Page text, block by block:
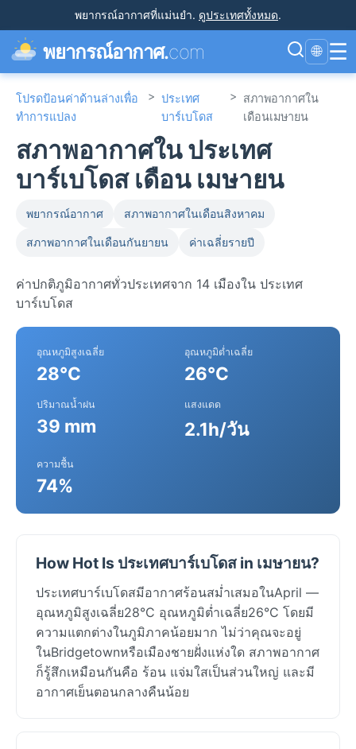
พยากรณ์อากาศที่แม่นยำ. ดูประเทศทั้งหมด.
พยากรณ์อากาศ.com 🌐 ☰
โปรดป้อนค่าด้านล่างเพื่อ
ทำการแปลง
> ประเทศ
บาร์เบโดส
> สภาพอากาศใน
เดือนเมษายน
สภาพอากาศใน ประเทศ
บาร์เบโดส เดือน เมษายน
พยากรณ์อากาศ สภาพอากาศในเดือนสิงหาคม
สภาพอากาศในเดือนกันยายน ค่าเฉลี่ยรายปี
ค่าปกติภูมิอากาศทั่วประเทศจาก 14 เมืองใน ประเทศ
บาร์เบโดส
อุณหภูมิสูงเฉลี่ย
28°C
อุณหภูมิต่ำเฉลี่ย
26°C
ปริมาณน้ำฝน
39 mm
แสงแดด
2.1h/วัน
ความชื้น
74%
How Hot Is ประเทศบาร์เบโดส in เมษายน?
ประเทศบาร์เบโดสมีอากาศร้อนสม่ำเสมอในApril —
อุณหภูมิสูงเฉลี่ย28°C อุณหภูมิต่ำเฉลี่ย26°C โดยมี
ความแตกต่างในภูมิภาคน้อยมาก ไม่ว่าคุณจะอยู่
ในBridgetownหรือเมืองชายฝั่งแห่งใด สภาพอากาศ
ก็รู้สึกเหมือนกันคือ ร้อน แจ่มใสเป็นส่วนใหญ่ และมี
อากาศเย็นตอนกลางคืนน้อย